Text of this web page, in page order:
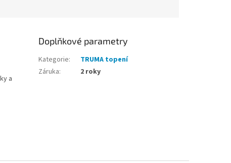
a
Doplňkové parametry
Kategorie:
TRUMA topení
Záruka: 2 roky